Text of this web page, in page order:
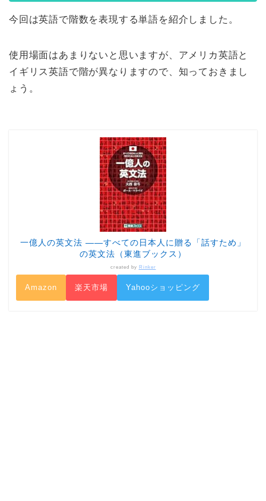
今回は英語で階数を表現する単語を紹介しました。
使用場面はあまりないと思いますが、アメリカ英語と
イギリス英語で階が異なりますので、知っておきまし
ょう。
一億人の英文法 ――すべての日本人に贈る「話すため」
の英文法（東進ブックス）
created by Rinker
Amazon 楽天市場 Yahooショッピング